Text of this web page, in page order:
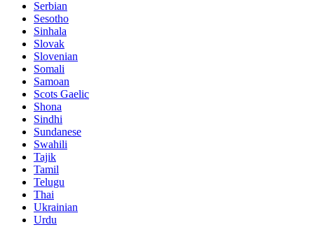
Serbian
Sesotho
Sinhala
Slovak
Slovenian
Somali
Samoan
Scots Gaelic
Shona
Sindhi
Sundanese
Swahili
Tajik
Tamil
Telugu
Thai
Ukrainian
Urdu